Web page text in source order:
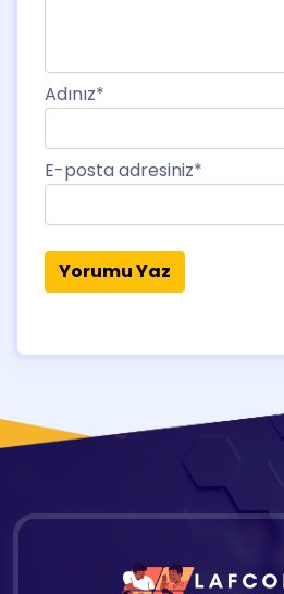
Adınız*
E-posta adresiniz*